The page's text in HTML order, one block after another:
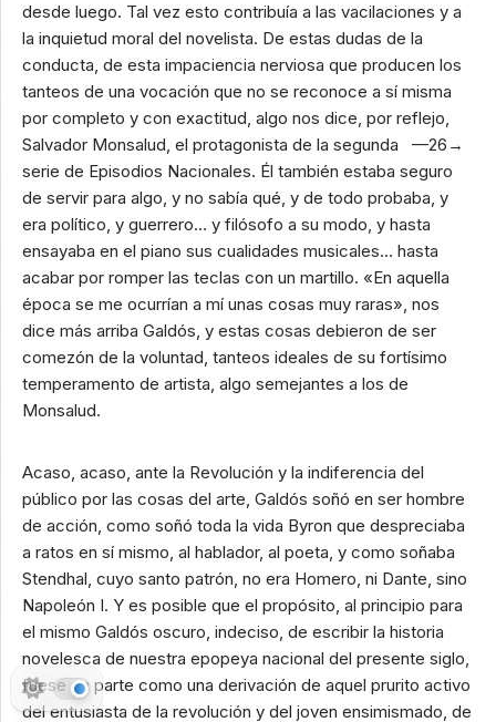
desde luego. Tal vez esto contribuía a las vacilaciones y a
la inquietud moral del novelista. De estas dudas de la
conducta, de esta impaciencia nerviosa que producen los
tanteos de una vocación que no se reconoce a sí misma
por completo y con exactitud, algo nos dice, por reflejo,
Salvador Monsalud, el protagonista de la segunda —26→
serie de Episodios Nacionales. Él también estaba seguro
de servir para algo, y no sabía qué, y de todo probaba, y
era político, y guerrero… y filósofo a su modo, y hasta
ensayaba en el piano sus cualidades musicales… hasta
acabar por romper las teclas con un martillo. «En aquella
época se me ocurrían a mí unas cosas muy raras», nos
dice más arriba Galdós, y estas cosas debieron de ser
comezón de la voluntad, tanteos ideales de su fortísimo
temperamento de artista, algo semejantes a los de
Monsalud.
Acaso, acaso, ante la Revolución y la indiferencia del
público por las cosas del arte, Galdós soñó en ser hombre
de acción, como soñó toda la vida Byron que despreciaba
a ratos en sí mismo, al hablador, al poeta, y como soñaba
Stendhal, cuyo santo patrón, no era Homero, ni Dante, sino
Napoleón I. Y es posible que el propósito, al principio para
el mismo Galdós oscuro, indeciso, de escribir la historia
novelesca de nuestra epopeya nacional del presente siglo,
fuese en parte como una derivación de aquel prurito activo
del entusiasta de la revolución y del joven ensimismado, de